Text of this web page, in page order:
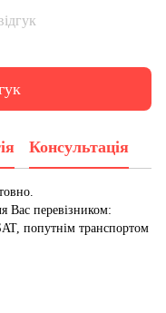
Консультація
Вас перевізником:
попутнім транспортом